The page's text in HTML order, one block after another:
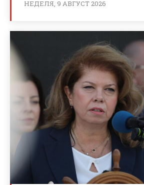
НЕДЕЛЯ, 9 АВГУСТ 2026